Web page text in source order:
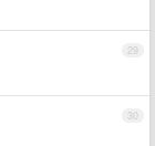
29
30